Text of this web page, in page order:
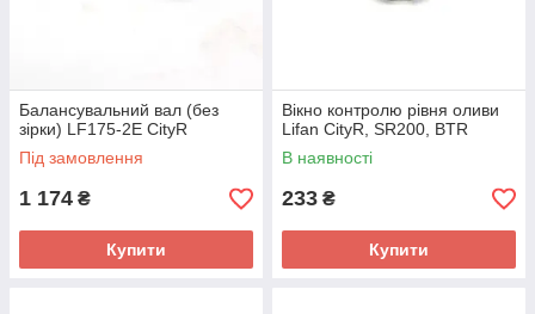
Балансувальний вал (без
зірки) LF175-2E CityR
Під замовлення
1 174 ₴
Купити
Вікно контролю рівня оливи
Lifan CityR, SR200, BTR
В наявності
233 ₴
Купити